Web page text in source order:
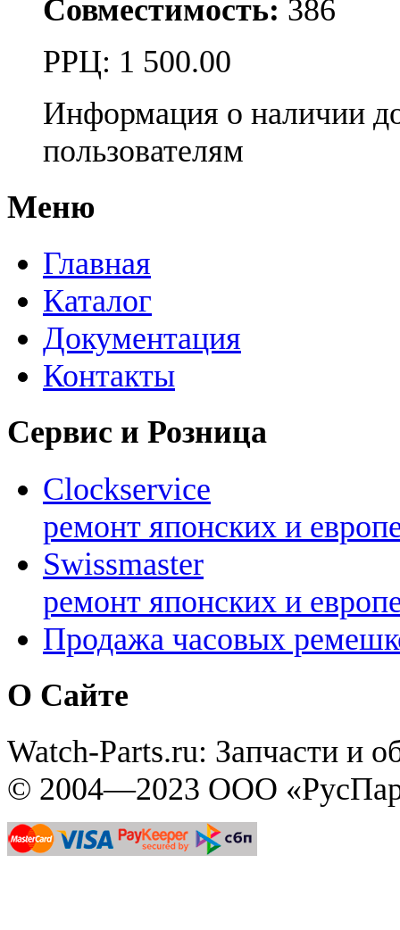
Совместимость: 386
РРЦ: 1 500.00
Информация о наличии
пользователям
Меню
Главная
Каталог
Документация
Контакты
Сервис и Розница
Clockservice
ремонт японских и
Swissmaster
ремонт японских и
Продажа часовых
О Сайте
Watch-Parts.ru: Запчасти и
© 2004—2023 ООО